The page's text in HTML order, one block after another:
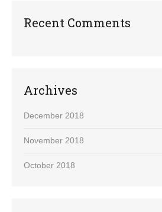
Recent Comments
Archives
December 2018
November 2018
October 2018